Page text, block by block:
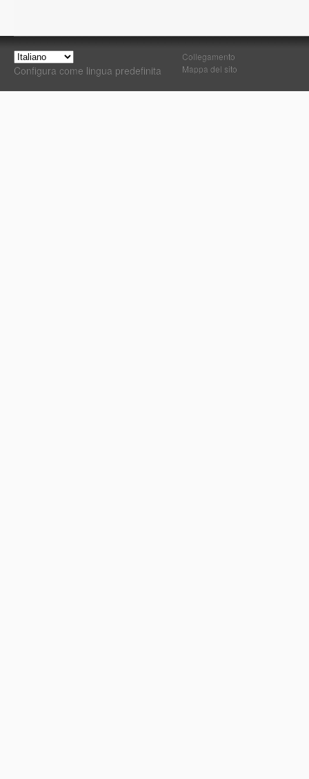
Configura come lingua predefinita
Collegamento
Mappa del sito